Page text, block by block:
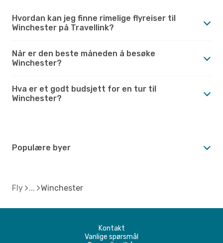
Hvordan kan jeg finne rimelige flyreiser til
Winchester på Travellink?
Når er den beste måneden å besøke
Winchester?
Hva er et godt budsjett for en tur til
Winchester?
Populære byer
Fly Winchester
Kontakt
Vanlige spørsmål